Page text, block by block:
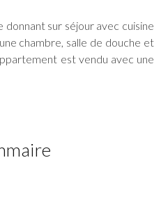
sur séjour avec cuisine
chambre, salle de douche et
est vendu avec une